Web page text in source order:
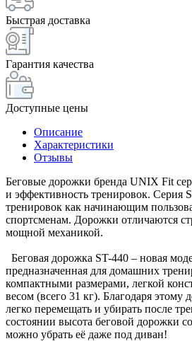
Быстрая доставка
Гарантия качества
Доступные цены
Описание
Характеристики
Отзывы
Беговые дорожки бренда UNIX Fit
и эффективность тренировок. Серия
тренировок как начинающим
спортсменам. Дорожки отличаются
мощной механикой.
Беговая дорожка ST-440 – новая
предназначенная для домашних
компактными размерами, легкой
весом (всего 31 кг). Благодаря
легко перемещать и убирать после
состоянии высота беговой дорожки
можно убрать её даже под диван!